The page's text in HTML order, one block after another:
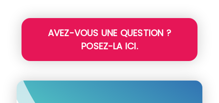
AVEZ-VOUS UNE QUESTION ?
POSEZ-LA ICI.